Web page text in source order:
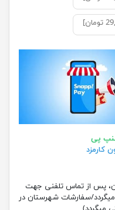
پی
تهران، پس از تماس تلفنی جهت
سفارشات شهرستان در